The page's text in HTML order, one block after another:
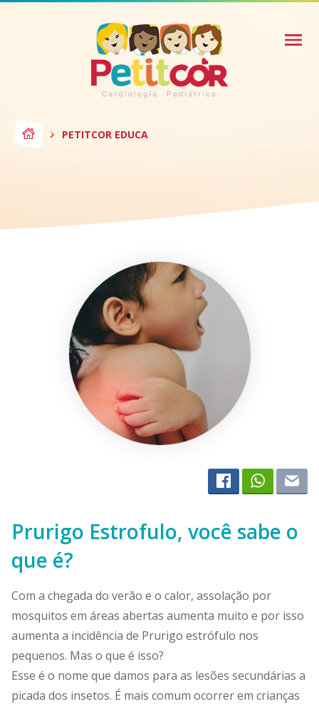
PETITCOR EDUCA
Prurigo Estrofulo, você sabe o
que é?
Com a chegada do verão e o calor, assolação por
mosquitos em áreas abertas aumenta muito e por isso
aumenta a incidência de Prurigo estrófulo nos
pequenos. Mas o que é isso?
Esse é o nome que damos para as lesões secundárias a
picada dos insetos. É mais comum ocorrer em crianças